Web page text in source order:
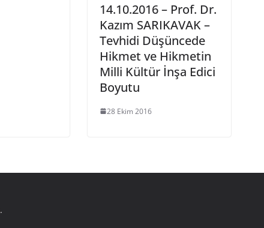
14.10.2016 – Prof. Dr.
Kazım SARIKAVAK –
Tevhidi Düşüncede
Hikmet ve Hikmetin
Milli Kültür İnşa Edici
Boyutu
28 Ekim 2016
.